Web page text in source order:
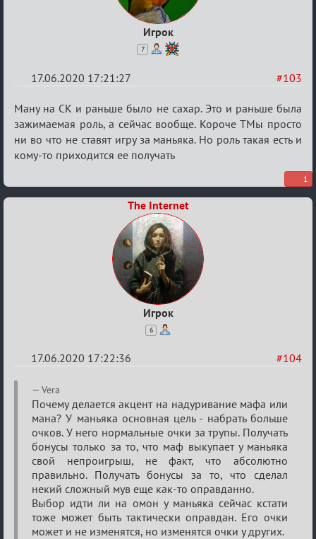
Игрок
7
#103
17.06.2020 17:21:27
Re:
Семейный
кубок
Ману на СК и раньше было не сахар. Это и раньше была
зажимаемая роль, а сейчас вообще. Короче ТМы просто
ни во что не ставят игру за маньяка. Но роль такая есть и
кому-то приходится ее получать
1
The Internet
Игрок
6
#104
17.06.2020 17:22:36
Re:
Семейный
кубок
Vera
Почему делается акцент на надуривание мафа или
мана? У маньяка основная цель - набрать больше
очков. У него нормальные очки за трупы. Получать
бонусы только за то, что маф выкупает у маньяка
свой непроигрыш, не факт, что абсолютно
правильно. Получать бонусы за то, что сделал
некий сложный мув еще как-то оправданно.
Выбор идти ли на омон у маньяка сейчас кстати
тоже может быть тактически оправдан. Его очки
может и не изменятся, но изменятся очки у других.